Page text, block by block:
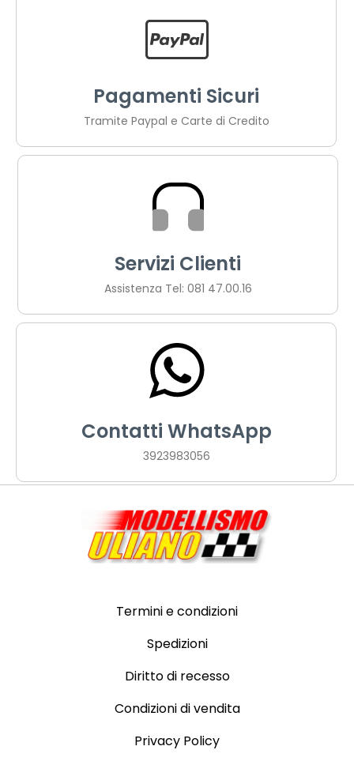
Pagamenti Sicuri
Tramite Paypal e Carte di Credito
Servizi Clienti
Assistenza Tel: 081 47.00.16
Contatti WhatsApp
3923983056
Termini e condizioni
Spedizioni
Diritto di recesso
Condizioni di vendita
Privacy Policy